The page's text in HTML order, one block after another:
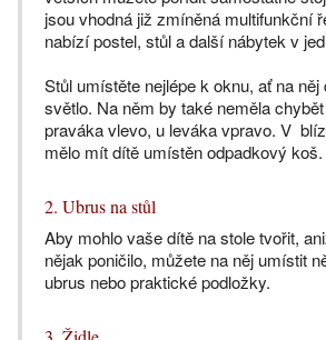
jsou vhodná již zmíněná multifunkční
nabízí postel, stůl a další nábytek v
Stůl umístěte nejlépe k oknu, ať na něj
světlo. Na něm by také neměla
praváka vlevo, u leváka vpravo. V
mělo mít dítě umístěn odpadkový koš.
2. Ubrus na stůl
Aby mohlo vaše dítě na stole tvořit,
nějak poničilo, můžete na něj umístit
ubrus nebo praktické podložky.